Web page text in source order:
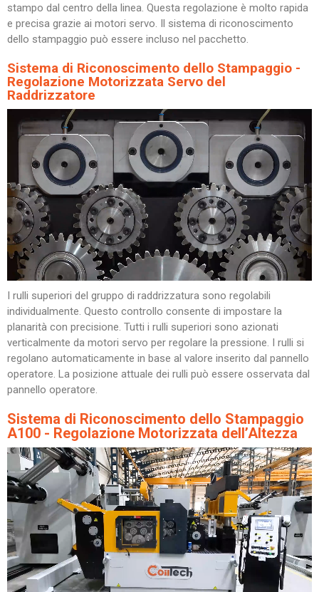
stampo dal centro della linea. Questa regolazione è molto rapida
e precisa grazie ai motori servo. Il sistema di riconoscimento
dello stampaggio può essere incluso nel pacchetto.
Sistema di Riconoscimento dello Stampaggio -
Regolazione Motorizzata Servo del
Raddrizzatore
I rulli superiori del gruppo di raddrizzatura sono regolabili
individualmente. Questo controllo consente di impostare la
planarità con precisione. Tutti i rulli superiori sono azionati
verticalmente da motori servo per regolare la pressione. I rulli si
regolano automaticamente in base al valore inserito dal pannello
operatore. La posizione attuale dei rulli può essere osservata dal
pannello operatore.
Sistema di Riconoscimento dello Stampaggio
A100 - Regolazione Motorizzata dell’Altezza